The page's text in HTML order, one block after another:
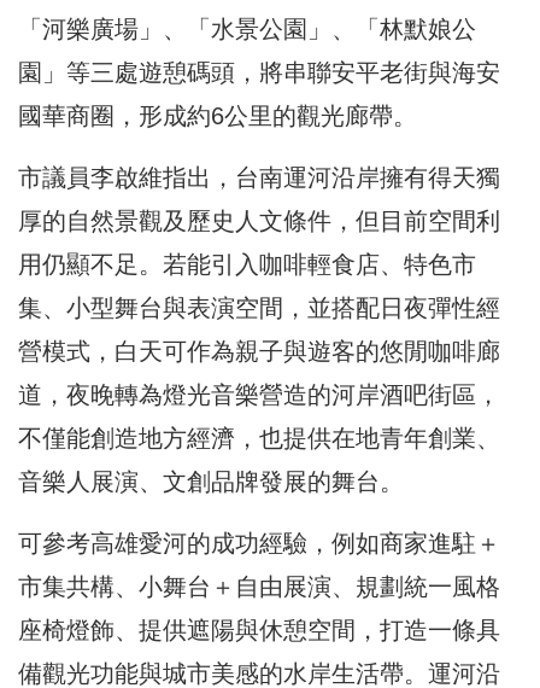
「河樂廣場」、「水景公園」、「林默娘公
園」等三處遊憩碼頭，將串聯安平老街與海安
國華商圈，形成約6公里的觀光廊帶。
市議員李啟維指出，台南運河沿岸擁有得天獨
厚的自然景觀及歷史人文條件，但目前空間利
用仍顯不足。若能引入咖啡輕食店、特色市
集、小型舞台與表演空間，並搭配日夜彈性經
營模式，白天可作為親子與遊客的悠閒咖啡廊
道，夜晚轉為燈光音樂營造的河岸酒吧街區，
不僅能創造地方經濟，也提供在地青年創業、
音樂人展演、文創品牌發展的舞台。
可參考高雄愛河的成功經驗，例如商家進駐＋
市集共構、小舞台＋自由展演、規劃統一風格
座椅燈飾、提供遮陽與休憩空間，打造一條具
備觀光功能與城市美感的水岸生活帶。運河沿